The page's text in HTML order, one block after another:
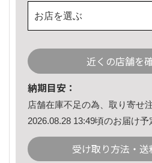
お店を選ぶ
近くの店舗を
納期目安：
店舗在庫不足の為、取り寄せ
2026.08.28 13:49頃のお届け予
受け取り方法・送